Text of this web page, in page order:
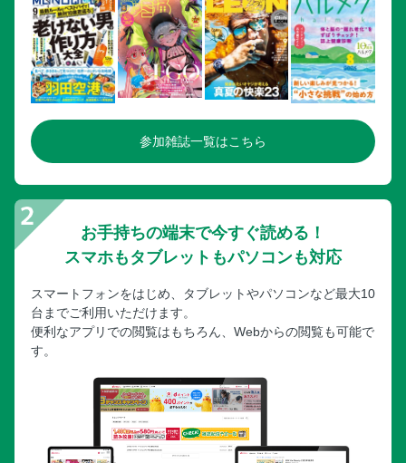
15.0％のアイスクリームスプーン
【コラム】コンビニアイスの魅力
食品
とらやの最中 6個入り
イヨシコーラのイヨシコーラ 200ml 6本セット
煎茶堂東京の抹茶 おくみどり／赤坂青野の赤坂もち 5個包
銀座新之助貝新のほたて黄金煮
九段一口坂 さかぐちの二種詰め合わせ 缶／立ち喰い梅干し
屋のまかない瓶 はちみつ梅
ぬま田海苔の海苔缶 ブルー／キッコーゴの丸大豆醤油
新日の基／小澤酒造株式会社／内藤商店
【コラム】イセタンクラフトビアバー
日本文化をディープに体験！
皇居三の丸尚蔵館
羽田エアポートガーデン ヴィラフォンテーヌ プレミア／ グ
ランド羽田空港 天然温泉 泉天空の湯 羽田空港
カプセルトイを遊び尽くす
参加雑誌一覧はこちら
お手持ちの端末で今すぐ読める！
スマホもタブレットもパソコンも対応
スマートフォンをはじめ、タブレットやパソコンなど最大10
台までご利用いただけます。
便利なアプリでの閲覧はもちろん、Webからの閲覧も可能で
す。